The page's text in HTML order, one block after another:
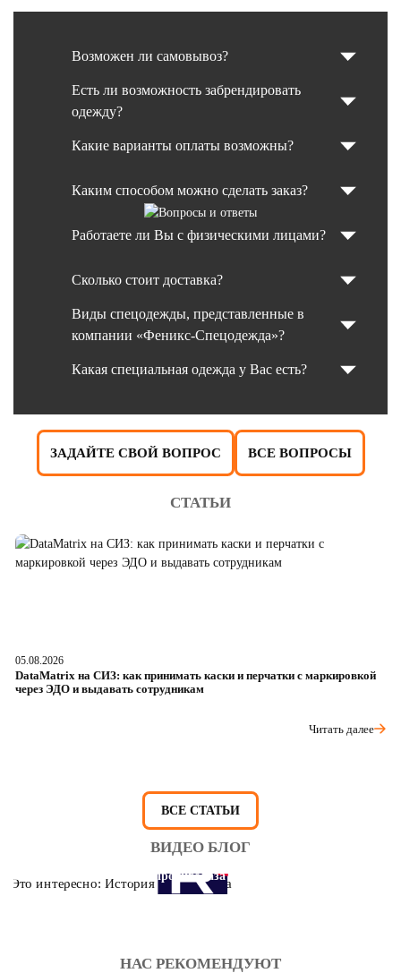
Возможен ли самовывоз?
Есть ли возможность забрендировать
одежду?
Какие варианты оплаты возможны?
Каким способом можно сделать заказ?
Работаете ли Вы с физическими лицами?
Сколько стоит доставка?
Виды спецодежды, представленные в
компании «Феникс-Спецодежда»?
Какая специальная одежда у Вас есть?
ЗАДАЙТЕ СВОЙ ВОПРОС ВСЕ ВОПРОСЫ
СТАТЬИ
05.08.2026
DataMatrix на СИЗ: как принимать каски и перчатки с маркировкой
через ЭДО и выдавать сотрудникам
Читать далее
ВСЕ СТАТЬИ
ВИДЕО БЛОГ
Это интересно: История противогаза
НАС РЕКОМЕНДУЮТ